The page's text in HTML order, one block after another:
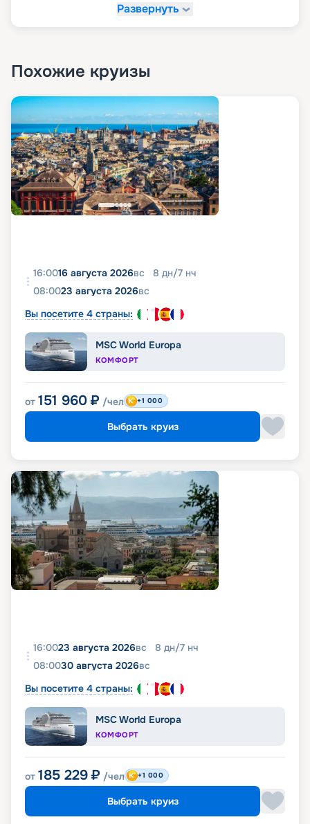
Развернуть
Похожие круизы
16:0016 августа 2026вс 8 дн/7 нч
08:0023 августа 2026вс
Вы посетите 4 страны:
MSC World Europa
КОМФОРТ
от 151 960 ₽ /чел +1 000
Выбрать круиз
16:0023 августа 2026вс 8 дн/7 нч
08:0030 августа 2026вс
Вы посетите 4 страны:
MSC World Europa
КОМФОРТ
от 185 229 ₽ /чел +1 000
Выбрать круиз